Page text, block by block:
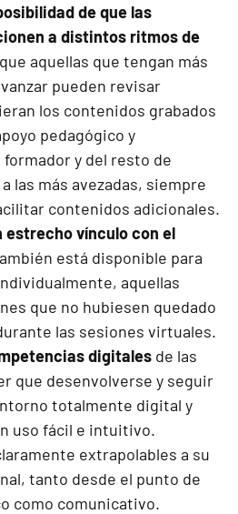
de que las
a distintos ritmos de
aquellas que tengan más
pueden revisar
los contenidos grabados
pedagógico y
y del resto de
las más avezadas, siempre
contenidos adicionales.
estrecho vínculo con el
está disponible para
aquellas
que no hubiesen quedado
las sesiones virtuales.
digitales de las
que desenvolverse y seguir
totalmente digital y
uso fácil e intuitivo.
extrapolables a su
tanto desde el punto de
como comunicativo.